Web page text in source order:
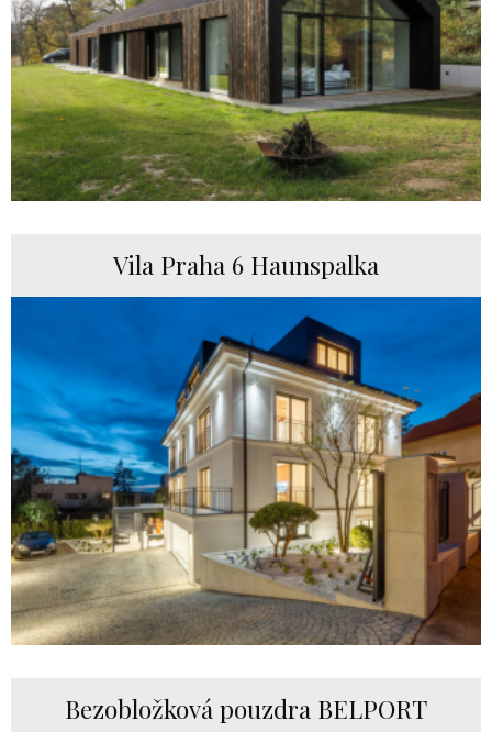
Vila Praha 6 Haunspalka
Bezobložková pouzdra BELPORT